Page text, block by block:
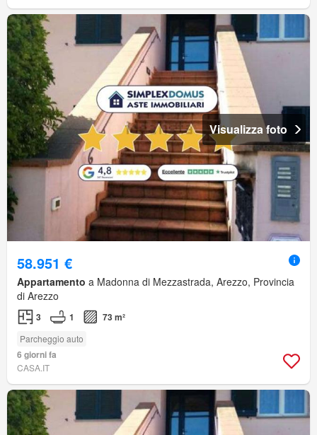
Visualizza foto
58.951 €
Appartamento a Madonna di Mezzastrada, Arezzo, Provincia
di Arezzo
3 1 73 m²
Parcheggio auto
6 giorni fa
CASA.IT